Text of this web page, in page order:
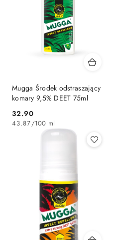
Mugga Środek odstraszający
komary 9,5% DEET 75ml
Cena:
32.90
43.87/100 ml